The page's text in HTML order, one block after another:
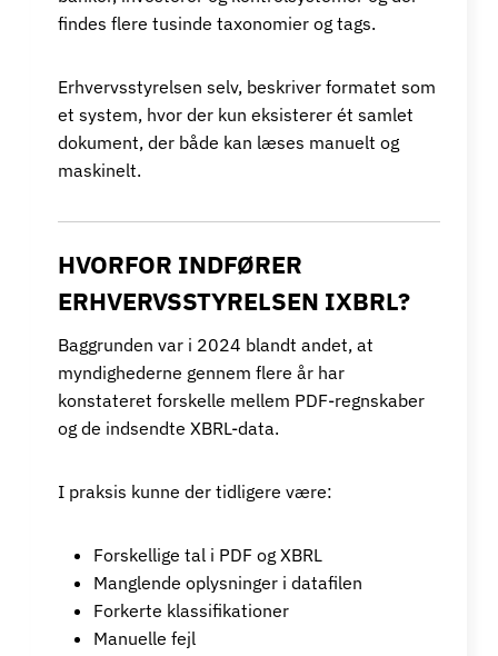
findes flere tusinde taxonomier og tags.
Erhvervsstyrelsen selv, beskriver formatet som
et system, hvor der kun eksisterer ét samlet
dokument, der både kan læses manuelt og
maskinelt.
HVORFOR INDFØRER
ERHVERVSSTYRELSEN IXBRL?
Baggrunden var i 2024 blandt andet, at
myndighederne gennem flere år har
konstateret forskelle mellem PDF-regnskaber
og de indsendte XBRL-data.
I praksis kunne der tidligere være:
Forskellige tal i PDF og XBRL
Manglende oplysninger i datafilen
Forkerte klassifikationer
Manuelle fejl